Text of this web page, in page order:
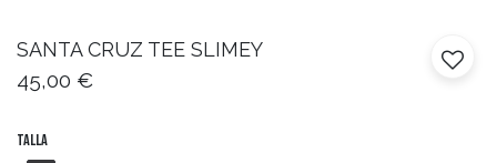
SANTA CRUZ TEE SLIMEY
45,00 €
Talla